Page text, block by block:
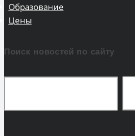
Образование
Цены
Поиск новостей по сайту